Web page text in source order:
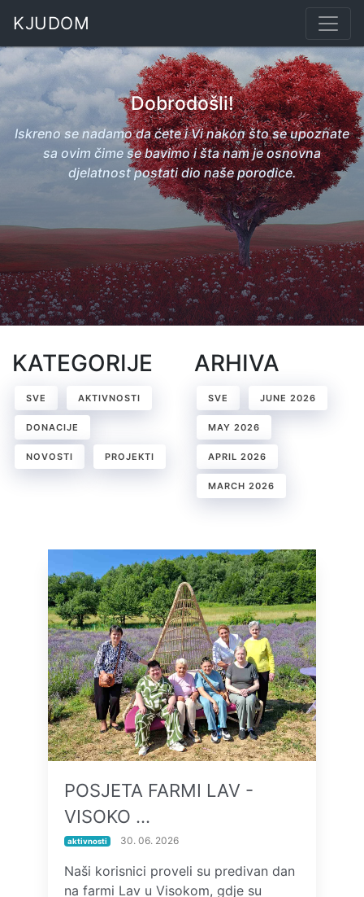
KJUDOM
Dobrodošli!
Iskreno se nadamo da ćete i Vi nakon što se upoznate
sa ovim čime se bavimo i šta nam je osnovna
djelatnost postati dio naše porodice.
KATEGORIJE
SVE AKTIVNOSTI
DONACIJE
NOVOSTI PROJEKTI
ARHIVA
SVE JUNE 2026
MAY 2026
APRIL 2026
MARCH 2026
POSJETA FARMI LAV -
VISOKO …
aktivnosti 30. 06. 2026
Naši korisnici proveli su predivan dan
na farmi Lav u Visokom, gdje su